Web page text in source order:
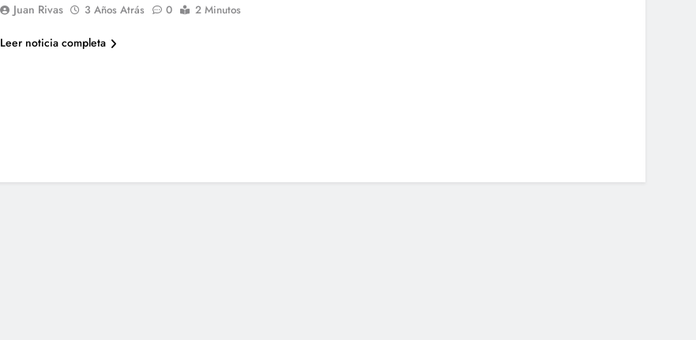
Juan Rivas 3 Años Atrás 0 2 Minutos
Leer noticia completa